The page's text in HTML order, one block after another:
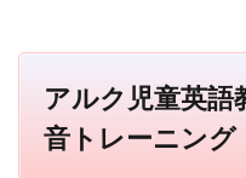
アルク児童英語
音トレーニング